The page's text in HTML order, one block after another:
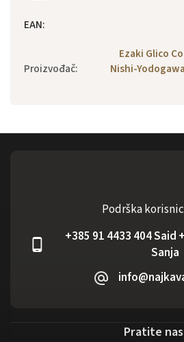
EAN:
Proizvođač:
Ezaki Glico
Nishi-
Podrška
+385 91 4433 404 Said
Sanja
Pratite nas